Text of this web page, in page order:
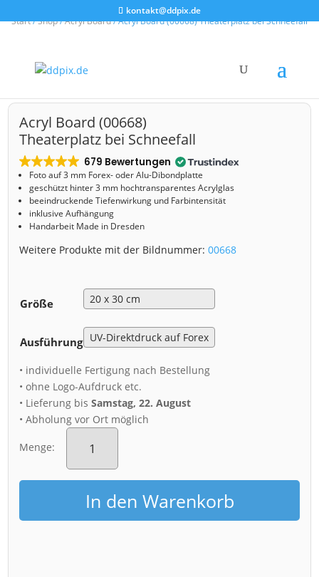
kontakt@ddpix.de
Start/Shop/Acryl Board/ Acryl Board (00668) Theaterplatz bei Schneefall
Acryl Board (00668)
Theaterplatz bei Schneefall
679 Bewertungen
Foto auf 3 mm Forex- oder Alu-Dibondplatte
geschützt hinter 3 mm hochtransparentes Acrylglas
beeindruckende Tiefenwirkung und Farbintensität
inklusive Aufhängung
Handarbeit Made in Dresden
Weitere Produkte mit der Bildnummer:00668
Größe
Ausführung
• individuelle Fertigung nach Bestellung
• ohne Logo-Aufdruck etc.
• Lieferung bisSamstag, 22. August
• Abholung vor Ort möglich
Menge:
Acryl
Board
Theaterplatz
bei
Schneefall
MengeIn den Warenkorb